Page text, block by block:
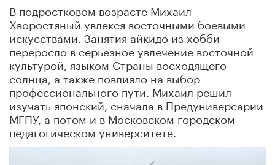
В подростковом возрасте Михаил
Хворостяный увлекся восточными боевыми
искусствами. Занятия айкидо из хобби
переросло в серьезное увлечение восточной
культурой, языком Страны восходящего
солнца, а также повлияло на выбор
профессионального пути. Михаил решил
изучать японский, сначала в Предуниверсарии
МГПУ, а потом и в Московском городском
педагогическом университете.